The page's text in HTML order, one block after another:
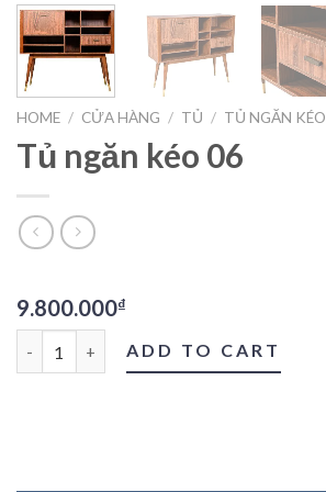
HOME / CỬA HÀNG / TỦ / TỦ NGĂN KÉO
Tủ ngăn kéo 06
9.800.000₫
Tủ ngăn kéo 06 quantityADD TO CART